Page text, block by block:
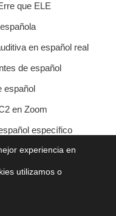
que ELE
en español real
de español
español
en Zoom
específico
veraniego
experiencia en
utilizamos o